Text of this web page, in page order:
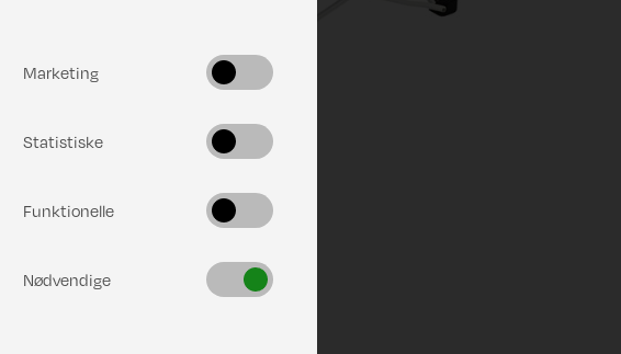
Marketing
Statistiske
Funktionelle
Nødvendige